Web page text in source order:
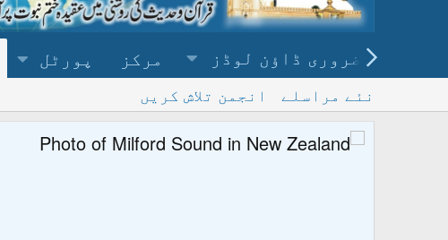
ضروری ڈاؤن لوڈز مرکز پورٹل
نئے مراسلے انجمن تلاش کریں